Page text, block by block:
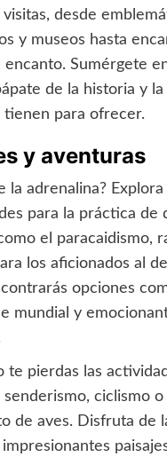
desde
y museos hasta
encanto. Sumérgete
de la historia y
tienen para ofrecer.
y aventuras
la adrenalina?
para la práctica de
el paracaidismo,
los aficionados al
opciones
mundial y
te pierdas las
senderismo, ciclismo
de aves. Disfruta de